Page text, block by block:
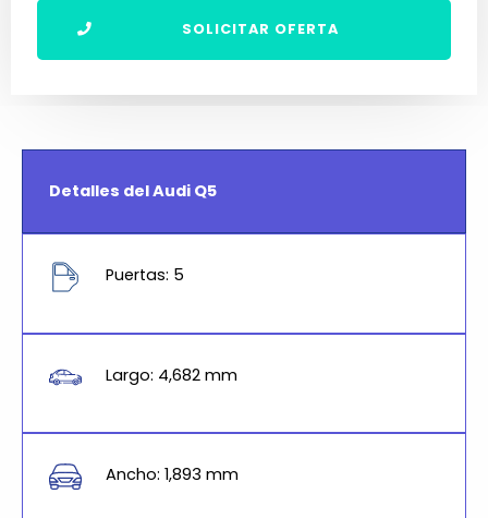
SOLICITAR OFERTA
Detalles del Audi Q5
Puertas: 5
Largo: 4,682 mm
Ancho: 1,893 mm